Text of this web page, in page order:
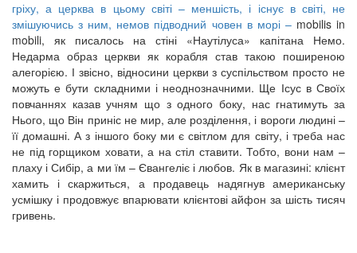
гріху, а церква в цьому світі – меншість, і існує в світі, не
змішуючись з ним, немов підводний човен в морі – mobilis in
mobili, як писалось на стіні «Наутілуса» капітана Немо.
Недарма образ церкви як корабля став такою поширеною
алегорією. І звісно, відносини церкви з суспільством просто не
можуть е бути складними і неоднозначними. Ще Ісус в Своїх
повчаннях казав учням що з одного боку, нас гнатимуть за
Нього, що Він приніс не мир, але розділення, і вороги людині –
її домашні. А з іншого боку ми є світлом для світу, і треба нас
не під горщиком ховати, а на стіл ставити. Тобто, вони нам –
плаху і Сибір, а ми їм – Євангеліє і любов. Як в магазині: клієнт
хамить і скаржиться, а продавець надягнув американську
усмішку і продовжує впарювати клієнтові айфон за шість тисяч
гривень.